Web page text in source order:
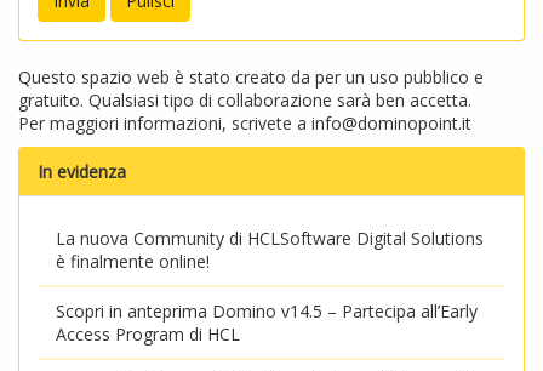
Questo spazio web è stato creato da per un uso pubblico e
gratuito. Qualsiasi tipo di collaborazione sarà ben accetta.
Per maggiori informazioni, scrivete a info@dominopoint.it
In evidenza
La nuova Community di HCLSoftware Digital Solutions
è finalmente online!
Scopri in anteprima Domino v14.5 – Partecipa all’Early
Access Program di HCL